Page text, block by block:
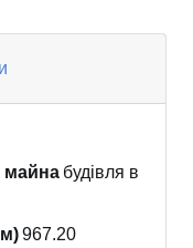
майна будівля в
967.20